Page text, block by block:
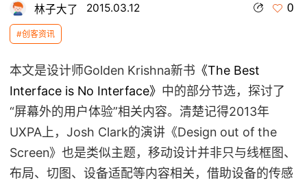
林子大了 2015.03.12 0
#创客资讯
本文是设计师Golden Krishna新书 《The Best
Interface is No Interface》 中的部分节选，探讨了
“屏幕外的用户体验”相关内容。清楚记得2013年
UXPA上，Josh Clark的演讲《Design out of the
Screen》也是类似主题，移动设计并非只与线框图、
布局、切图、设备适配等内容相关，借助设备的传感